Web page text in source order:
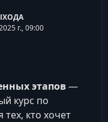
г., 09:00
этапов—
курс по
тех, кто хочет